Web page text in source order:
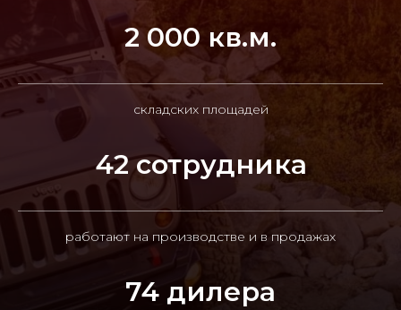
2 000 кв.м.
складских площадей
42 сотрудника
работают на производстве и в продажах
74 дилера